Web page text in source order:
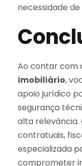
necessidade
Ao contar com
imobiliário,
apoio jurídico
segurança
alta relevância.
contratuais,
especializada
comprometer